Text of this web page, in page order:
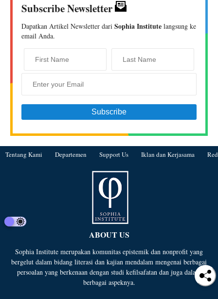
Subscribe Newsletter
Dapatkan Artikel Newsletter dari Sophia Institute langsung ke
email Anda.
Tentang Kami Departemen Support Us Iklan dan Kerjasama
ABOUT US
Sophia Institute merupakan komunitas epistemik dan nonprofit yang
bergelut dalam bidang literasi dan kajian mendalam mengenai berbagai
persoalan yang berkenaan dengan studi kefilsafatan dan juga dalam
berbagai aspeknya.